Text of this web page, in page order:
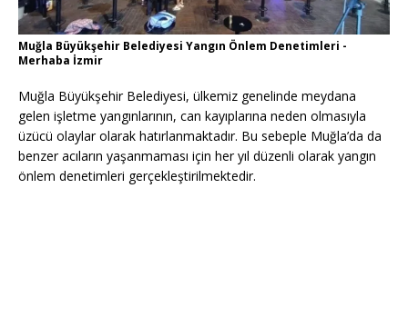
Muğla Büyükşehir Belediyesi Yangın Önlem Denetimleri -
Merhaba İzmir
Muğla Büyükşehir Belediyesi, ülkemiz genelinde meydana
gelen işletme yangınlarının, can kayıplarına neden olmasıyla
üzücü olaylar olarak hatırlanmaktadır. Bu sebeple Muğla’da da
benzer acıların yaşanmaması için her yıl düzenli olarak yangın
önlem denetimleri gerçekleştirilmektedir.